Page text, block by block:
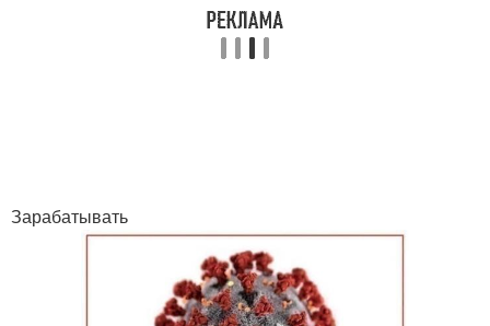
Зарабатывать